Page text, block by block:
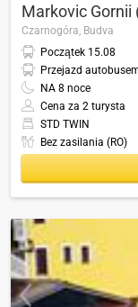
Markovic Gornii
Czarnogóra, Budva
Początek 15.08
Przejazd
NA 8 noce
Cena za 2 turysta
STD TWIN
Bez zasilania (RO)